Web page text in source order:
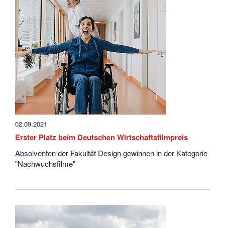
02.09.2021
Erster Platz beim Deutschen Wirtschaftsfilmpreis
Absolventen der Fakultät Design gewinnen in der Kategorie
"Nachwuchsfilme"